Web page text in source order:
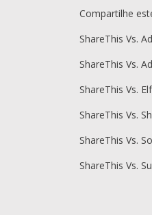
Compartilhe
ShareThis Vs.
ShareThis Vs.
ShareThis Vs.
ShareThis Vs.
ShareThis Vs.
ShareThis Vs.